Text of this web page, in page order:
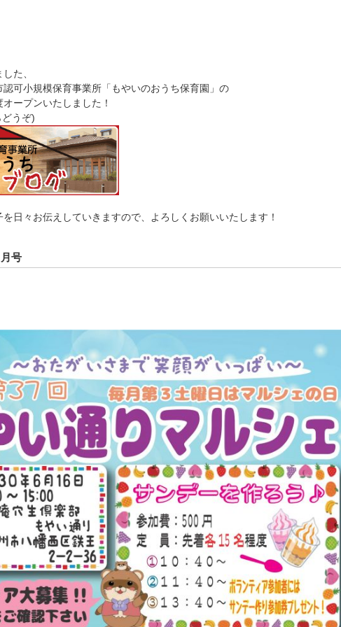
た、
認可小規模保育事業所「もやいのおうち保育園」の
ープンいたしました！
うぞ)
日々お伝えしていきますので、よろしくお願いいたします！
号